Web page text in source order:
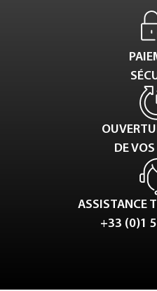
DE
ASSISTANCE
+33 (0)1